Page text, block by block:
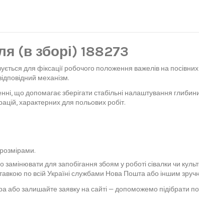
(в зборі) 188273
для фіксації робочого положення важелів на
механізм.
що допомагає зберігати стабільні налаштування
характерних для польових робіт.
для запобігання збоям у роботі сівалки чи
по всій Україні службами Нова Пошта або іншим
або залишайте заявку на сайті — допоможемо підібрати